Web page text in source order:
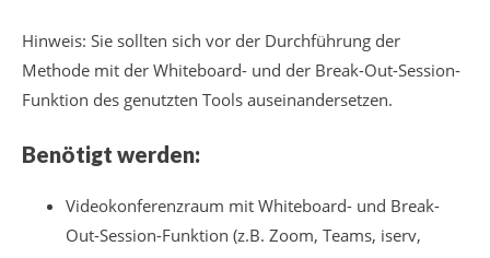
Hinweis: Sie sollten sich vor der Durchführung der
Methode mit der Whiteboard- und der Break-Out-Session-
Funktion des genutzten Tools auseinandersetzen.
Benötigt werden:
Videokonferenzraum mit Whiteboard- und Break-
Out-Session-Funktion (z.B. Zoom, Teams, iserv,